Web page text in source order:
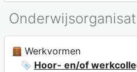
Werkvormen
Hoor- en/of